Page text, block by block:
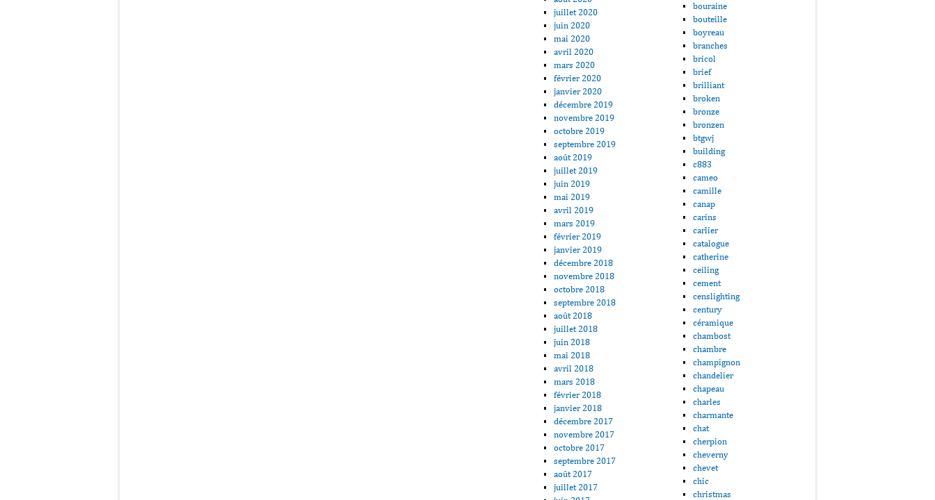
juillet 2020
juin 2020
mai 2020
avril 2020
mars 2020
février 2020
janvier 2020
décembre 2019
novembre 2019
octobre 2019
septembre 2019
août 2019
juillet 2019
juin 2019
mai 2019
avril 2019
mars 2019
février 2019
janvier 2019
décembre 2018
novembre 2018
octobre 2018
septembre 2018
août 2018
juillet 2018
juin 2018
mai 2018
avril 2018
mars 2018
février 2018
janvier 2018
décembre 2017
novembre 2017
octobre 2017
septembre 2017
août 2017
juillet 2017
bouraine
bouteille
boyreau
branches
bricol
brief
brilliant
broken
bronze
bronzen
btgwj
building
c883
cameo
camille
canap
carins
carlier
catalogue
catherine
ceiling
cement
censlighting
century
céramique
chambost
chambre
champignon
chandelier
chapeau
charles
charmante
chat
cherpion
cheverny
chevet
chic
christmas